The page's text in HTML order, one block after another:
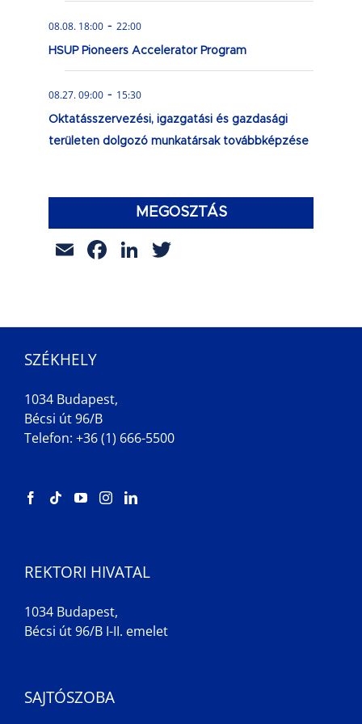
08.08. 18:00 - 22:00
HSUP Pioneers Accelerator Program
08.27. 09:00 - 15:30
Oktatásszervezési, igazgatási és gazdasági
területen dolgozó munkatársak továbbképzése
MEGOSZTÁS
EmailFacebook
LinkedIn
SZÉKHELY
1034 Budapest,
Bécsi út 96/B
Telefon: +36 (1) 666-5500
REKTORI HIVATAL
1034 Budapest,
Bécsi út 96/B I-II. emelet
SAJTÓSZOBA